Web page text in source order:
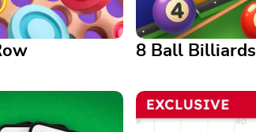
8 Ball Billiards